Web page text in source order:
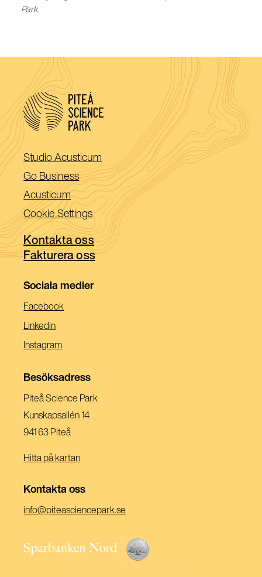
Park.
Studio Acusticum (Öppnas
i
ett
nytt
fönster)
Go Business(Öppnas
i
ett
nytt
fönster)
Acusticum(Öppnas
i
ett
nytt
fönster)
Cookie Settings
Kontakta oss
Fakturera oss
Sociala medier
Facebook(Öppnas
Linkedin(Öppnas
Nytt
Instagram(Öppnas
Ett
Besöksadress
Piteå Science Park
Kunskapsallén 14
941 63 Piteå
Hitta på kartan
Kontakta oss
info@piteasciencepark.se
ett
nytt
(Öppnas